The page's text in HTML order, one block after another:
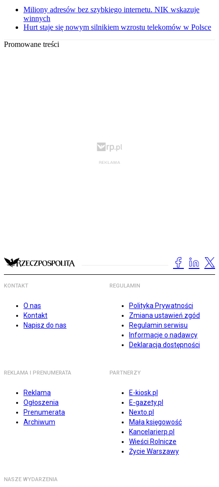
Miliony adresów bez szybkiego internetu. NIK wskazuje
winnych
Hurt staje się nowym silnikiem wzrostu telekomów w Polsce
Promowane treści
KONTAKT
O nas
Kontakt
Napisz do nas
REGULAMIN
Polityka Prywatności
Zmiana ustawień zgód
Regulamin serwisu
Informacje o nadawcy
Deklaracja dostępności
REKLAMA I PRENUMERATA
Reklama
Ogłoszenia
Prenumerata
Archiwum
PARTNERZY
E-kiosk.pl
E-gazety.pl
Nexto.pl
Mała księgowość
Kancelarierp.pl
Wieści Rolnicze
Życie Warszawy
NASZE WYDARZENIA